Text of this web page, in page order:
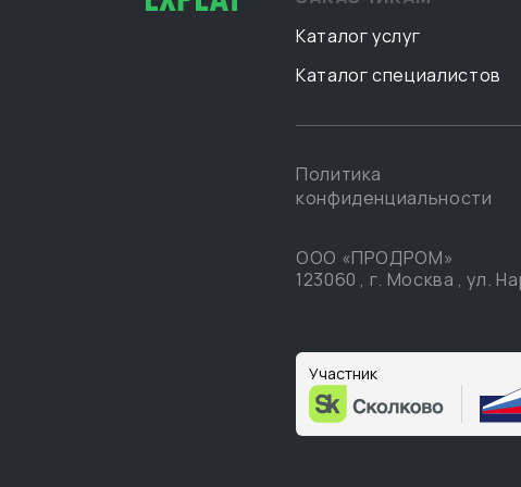
Каталог услуг
Каталог специалистов
Политика
конфиденциальности
ООО «ПРОДРОМ»
123060 , г. Москва ,ул.
Участник